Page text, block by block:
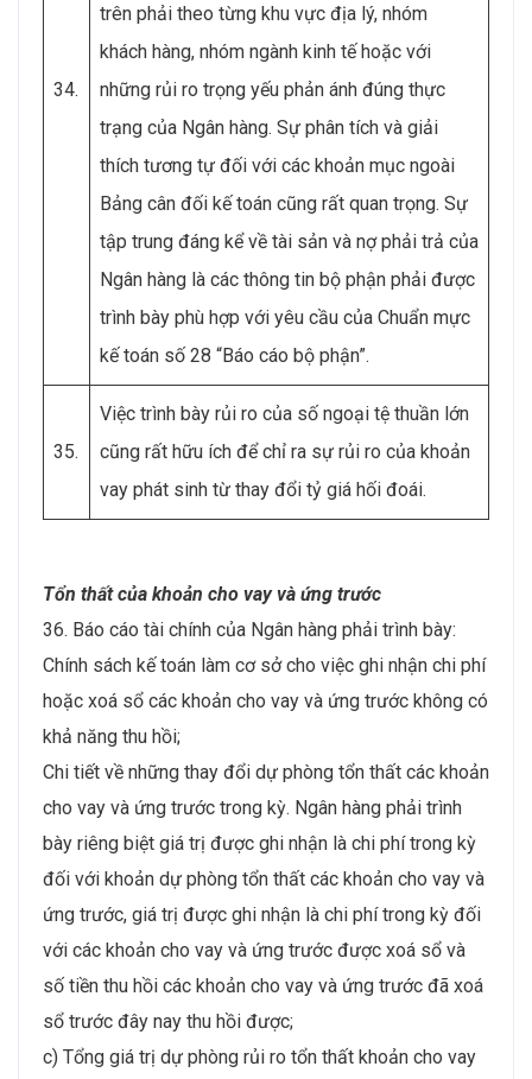
34.
trên phải theo từng khu vực địa lý, nhóm
khách hàng, nhóm ngành kinh tế hoặc với
những rủi ro trọng yếu phản ánh đúng thực
trạng của Ngân hàng. Sự phân tích và giải
thích tương tự đối với các khoản mục ngoài
Bảng cân đối kế toán cũng rất quan trọng. Sự
tập trung đáng kể về tài sản và nợ phải trả của
Ngân hàng là các thông tin bộ phận phải được
trình bày phù hợp với yêu cầu của Chuẩn mực
kế toán số 28 “Báo cáo bộ phận”.
35.
Việc trình bày rủi ro của số ngoại tệ thuần lớn
cũng rất hữu ích để chỉ ra sự rủi ro của khoản
vay phát sinh từ thay đổi tỷ giá hối đoái.
Tổn thất của khoản cho vay và ứng trước
36. Báo cáo tài chính của Ngân hàng phải trình bày:
Chính sách kế toán làm cơ sở cho việc ghi nhận chi phí
hoặc xoá sổ các khoản cho vay và ứng trước không có
khả năng thu hồi;
Chi tiết về những thay đổi dự phòng tổn thất các khoản
cho vay và ứng trước trong kỳ. Ngân hàng phải trình
bày riêng biệt giá trị được ghi nhận là chi phí trong kỳ
đối với khoản dự phòng tổn thất các khoản cho vay và
ứng trước, giá trị được ghi nhận là chi phí trong kỳ đối
với các khoản cho vay và ứng trước được xoá sổ và
số tiền thu hồi các khoản cho vay và ứng trước đã xoá
sổ trước đây nay thu hồi được;
c) Tổng giá trị dự phòng rủi ro tổn thất khoản cho vay